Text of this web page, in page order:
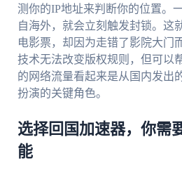
测你的IP地址来判断你的位置。
自海外，就会立刻触发封锁。这
电影票，却因为走错了影院大门
技术无法改变版权规则，但可
的网络流量看起来是从国内发出
扮演的关键角色。
选择回国加速器，你需
能